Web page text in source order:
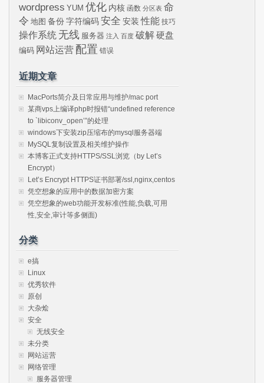
wordpress YUM 优化 内核 函数 分区表 命
令 地图 备份 字符编码 安全 安装 性能 技巧
操作系统 无线 服务器 注入 百度 破解硬盘
编码 网站运营 配置 错误
近期文章
MacPorts简介及日常应用与维护/mac port
某商vps上编译php时报错“undefined reference
to `libiconv_open’”的处理
windows下安装zip压缩布的mysql服务器端
MySQL复制设置及相关维护操作
本博客正式支持HTTPS/SSL浏览（by Let’s
Encrypt）
Let’s Encrypt HTTPS证书部署/ssl,nginx,centos
凭空想象的应用中的数据加密方案
凭空想象的web功能开发标准(性能,负载,可用
性,安全,审计等多侧面)
分类
e搞
Linux
优秀软件
原创
大杂烩
安全
无线安全
未分类
网站运营
网络管理
服务器管理